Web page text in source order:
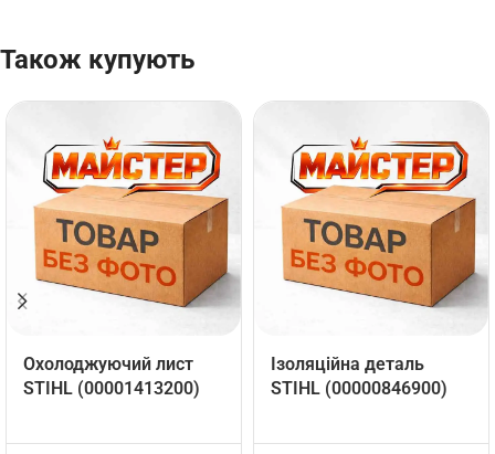
Також купують
Охолоджуючий лист
STIHL (00001413200)
Ізоляційна деталь
STIHL (00000846900)